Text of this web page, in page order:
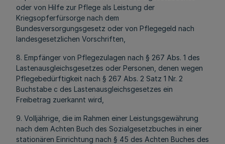
oder von Hilfe zur Pflege als Leistung der
Kriegsopferfürsorge nach dem
Bundesversorgungsgesetz oder von Pflegegeld nach
landesgesetzlichen Vorschriften,
8. Empfänger von Pflegezulagen nach § 267 Abs. 1 des
Lastenausgleichsgesetzes oder Personen, denen wegen
Pflegebedürftigkeit nach § 267 Abs. 2 Satz 1 Nr. 2
Buchstabe c des Lastenausgleichsgesetzes ein
Freibetrag zuerkannt wird,
9. Volljährige, die im Rahmen einer Leistungsgewährung
nach dem Achten Buch des Sozialgesetzbuches in einer
stationären Einrichtung nach § 45 des Achten Buches des